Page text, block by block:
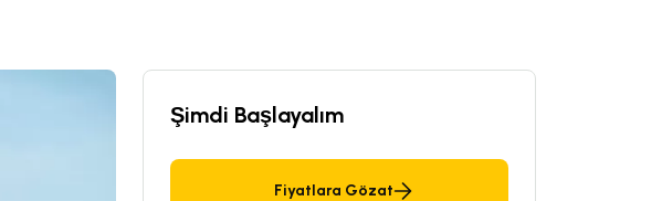
Şimdi Başlayalım
Fiyatlara Gözat